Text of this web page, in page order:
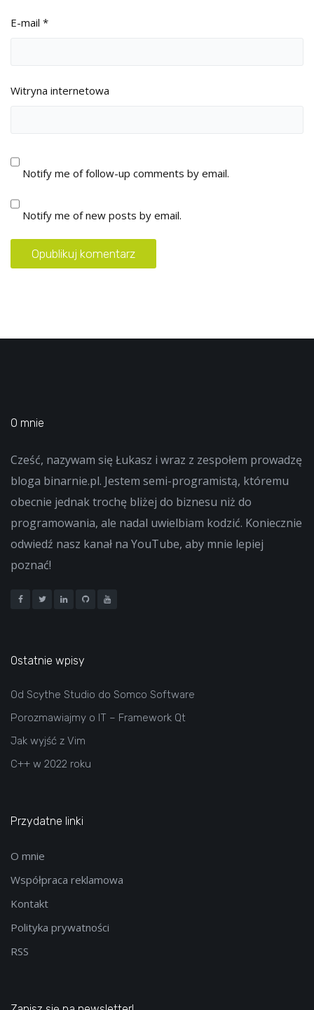
E-mail *
Witryna internetowa
Notify me of follow-up comments by email.
Notify me of new posts by email.
O mnie
Cześć, nazywam się Łukasz i wraz z zespołem prowadzę
bloga binarnie.pl. Jestem semi-programistą, któremu
obecnie jednak trochę bliżej do biznesu niż do
programowania, ale nadal uwielbiam kodzić. Koniecznie
odwiedź nasz kanał na YouTube, aby mnie lepiej
poznać!
Ostatnie wpisy
Od Scythe Studio do Somco Software
Porozmawiajmy o IT – Framework Qt
Jak wyjść z Vim
C++ w 2022 roku
Przydatne linki
O mnie
Współpraca reklamowa
Kontakt
Polityka prywatności
RSS